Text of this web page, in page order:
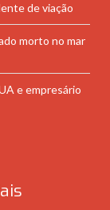
de viação
morto no mar
e empresário